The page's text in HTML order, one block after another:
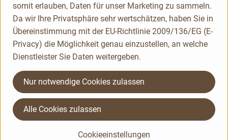
D 82398 Polling
Kontrollnummer DE-BY-001-06215-BCD
www.hoyer-honig.de
(Daten von Ecoinform)
HOYER
somit erlauben, Daten für unser Marketing zu sammeln.
Da wir Ihre Privatsphäre sehr wertschätzen, haben Sie in
Übereinstimmung mit der EU-Richtlinie 2009/136/EG (E-
Privacy) die Möglichkeit genau einzustellen, an welche
Dienstleister Sie Daten weitergeben.
Cookieeinstellungen
Nur notwendige Cookies zulassen
Alle Cookies zulassen